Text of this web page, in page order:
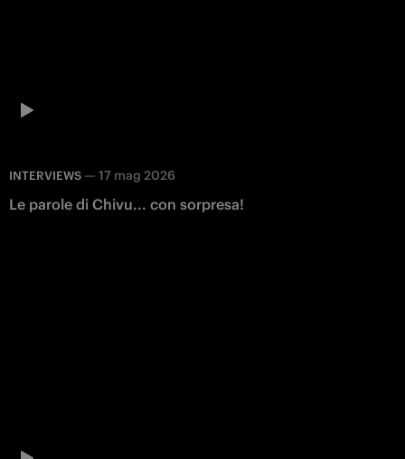
INTERVIEWS — 17 mag 2026
Le parole di Chivu... con sorpresa!